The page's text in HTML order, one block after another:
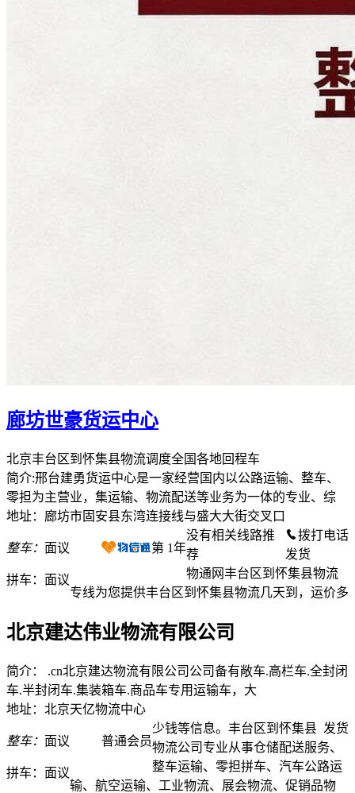
廊坊世豪货运中心
北京丰台区到怀集县物流调度全国各地回程车
简介:邢台建勇货运中心是一家经营国内以公路运输、整车、
零担为主营业，集运输、物流配送等业务为一体的专业、综
地址：廊坊市固安县东湾连接线与盛大大街交叉口
整车： 面议
拼车： 面议
第 1年
拨打电话
发货
北京建达伟业物流有限公司
简介： .cn北京建达物流有限公司公司备有敞车.高栏车.全封闭
车.半封闭车.集装箱车.商品车专用运输车，大
地址：北京天亿物流中心
整车： 面议
拼车： 面议
普通会员
发货
没有相关线路推
荐
物通网丰台区到怀集县物流
专线为您提供丰台区到怀集县物流几天到，运价多
少钱等信息。丰台区到怀集县
物流公司专业从事仓储配送服务、
整车运输、零担拼车、汽车公路运
输、航空运输、工业物流、展会物流、促销品物